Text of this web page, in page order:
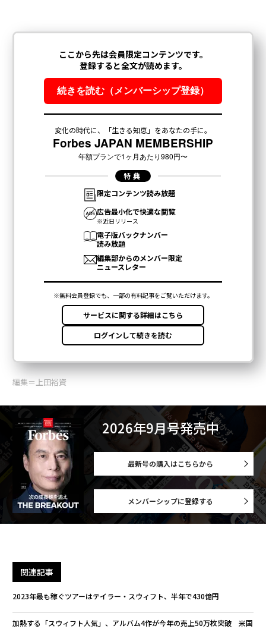
編集＝上田裕資
2026年9月号発売中
最新号の購入はこちらから
メンバーシップに登録する
関連記事
2023年最も稼ぐツアーはテイラー・スウィフト、半年で430億円
加熱する「スウィフト人気」、アルバム4作が今年の売上50万枚突破 米国